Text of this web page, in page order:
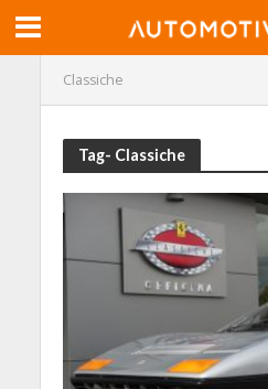
Classiche
Tag- Classiche